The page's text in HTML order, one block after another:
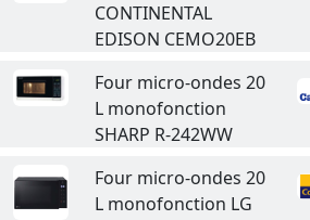
CONTINENTAL
EDISON CEMO20EB
Four micro-ondes 20
L monofonction
SHARP R-242WW
Four micro-ondes 20
L monofonction LG